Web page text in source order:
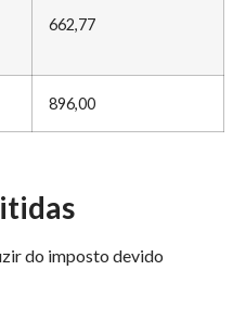
662,77
896,00
do imposto devido